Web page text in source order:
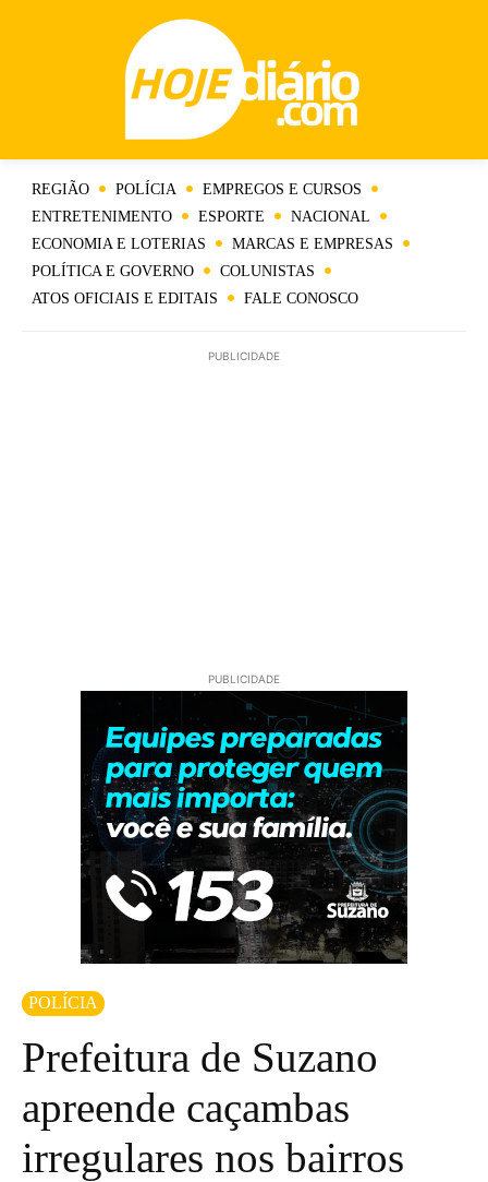
REGIÃO POLÍCIA
EMPREGOS E CURSOS
ENTRETENIMENTO
ESPORTE
NACIONAL
ECONOMIA E LOTERIAS
MARCAS E EMPRESAS
POLÍTICA E GOVERNO
COLUNISTAS
ATOS OFICIAIS E EDITAIS
FALE CONOSCO
PUBLICIDADE
PUBLICIDADE
POLÍCIA
Prefeitura de Suzano
apreende caçambas
irregulares nos bairros